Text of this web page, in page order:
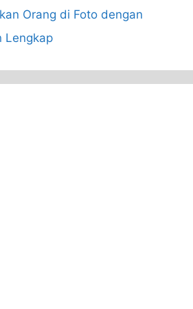
Orang di Foto dengan
Lengkap